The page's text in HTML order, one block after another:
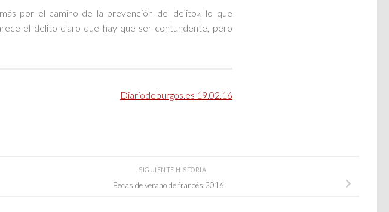
por el camino de la prevención del delito», lo que
el delito claro que hay que ser contundente, pero
Diariodeburgos.es 19.02.16
SIGUIENTE HISTORIA
Becas de verano de francés 2016